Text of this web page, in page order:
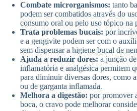
Combate microrganismos: tanto
podem ser combatidos através do
consumo oral ou pelo uso tópico na
Trata problemas bucais: por
e a gengivite podem ser com o
sem dispensar a higiene bucal de
Ajuda a reduzir dores: a junção
inflamatória e analgésica permitem
para diminuir diversas dores, como
ou de garganta inflamada.
Melhora a digestão: por promover
boca, o cravo pode melhorar